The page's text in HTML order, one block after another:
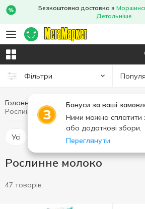
Безкоштовна доставка з
Детальніше
Фільтри
Бонуси за ваші
Ними можна сплатити
або додаткові збори.
Переглянути
Головна Яйця та молочні продукти
Рослинне молоко
Усі Ультрапастеризоване молоко
Рослинне молоко
47 товарів